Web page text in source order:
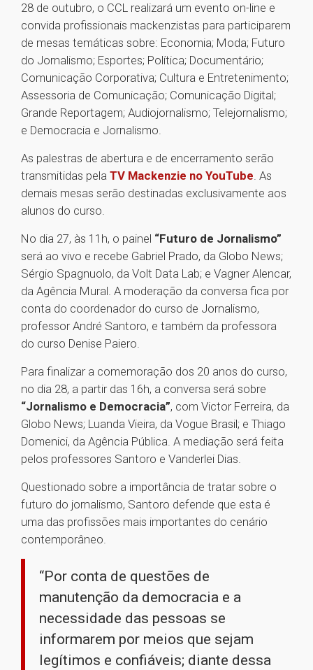
28 de outubro, o CCL realizará um evento on-line e
convida profissionais mackenzistas para participarem
de mesas temáticas sobre: Economia; Moda; Futuro
do Jornalismo; Esportes; Política; Documentário;
Comunicação Corporativa; Cultura e Entretenimento;
Assessoria de Comunicação; Comunicação Digital;
Grande Reportagem; Audiojornalismo; Telejornalismo;
e Democracia e Jornalismo.
As palestras de abertura e de encerramento serão
transmitidas pela TV Mackenzie no YouTube. As
demais mesas serão destinadas exclusivamente aos
alunos do curso.
No dia 27, às 11h, o painel “Futuro de Jornalismo”
será ao vivo e recebe Gabriel Prado, da Globo News;
Sérgio Spagnuolo, da Volt Data Lab; e Vagner Alencar,
da Agência Mural. A moderação da conversa fica por
conta do coordenador do curso de Jornalismo,
professor André Santoro, e também da professora
do curso Denise Paiero.
Para finalizar a comemoração dos 20 anos do curso,
no dia 28, a partir das 16h, a conversa será sobre
“Jornalismo e Democracia”, com Victor Ferreira, da
Globo News; Luanda Vieira, da Vogue Brasil; e Thiago
Domenici, da Agência Pública. A mediação será feita
pelos professores Santoro e Vanderlei Dias.
Questionado sobre a importância de tratar sobre o
futuro do jornalismo, Santoro defende que esta é
uma das profissões mais importantes do cenário
contemporâneo.
“Por conta de questões de
manutenção da democracia e a
necessidade das pessoas se
informarem por meios que sejam
legítimos e confiáveis; diante dessa